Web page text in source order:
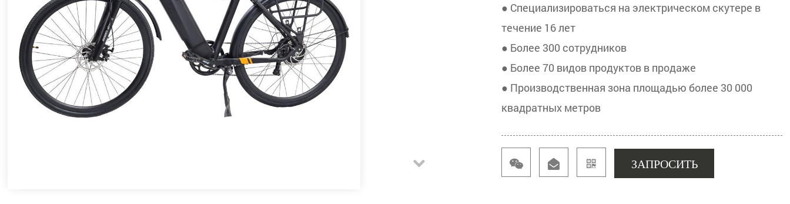
● Специализироваться на электрическом скутере в
течение 16 лет
● Более 300 сотрудников
● Более 70 видов продуктов в продаже
● Производственная зона площадью более 30 000
квадратных метров
ЗАПРОСИТЬ